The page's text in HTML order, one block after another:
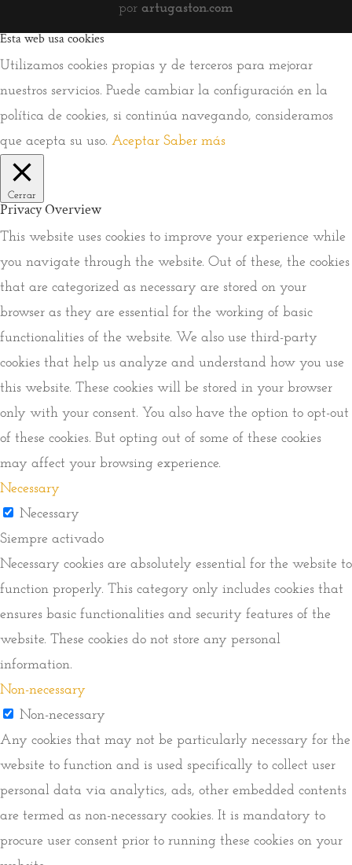
por artugaston.com
Esta web usa cookies
Utilizamos cookies propias y de terceros para mejorar
nuestros servicios. Puede cambiar la configuración en la
política de cookies, si continúa navegando, consideramos
que acepta su uso. Aceptar Saber más
Cerrar
Privacy Overview
This website uses cookies to improve your experience while
you navigate through the website. Out of these, the cookies
that are categorized as necessary are stored on your
browser as they are essential for the working of basic
functionalities of the website. We also use third-party
cookies that help us analyze and understand how you use
this website. These cookies will be stored in your browser
only with your consent. You also have the option to opt-out
of these cookies. But opting out of some of these cookies
may affect your browsing experience.
Necessary
Necessary
Siempre activado
Necessary cookies are absolutely essential for the website to
function properly. This category only includes cookies that
ensures basic functionalities and security features of the
website. These cookies do not store any personal
information.
Non-necessary
Non-necessary
Any cookies that may not be particularly necessary for the
website to function and is used specifically to collect user
personal data via analytics, ads, other embedded contents
are termed as non-necessary cookies. It is mandatory to
procure user consent prior to running these cookies on your